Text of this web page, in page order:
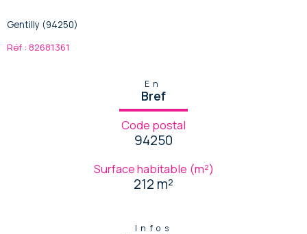
Gentilly (94250)
Réf : 82681361
En
Bref
Code postal
94250
Surface habitable (m²)
212 m²
Infos